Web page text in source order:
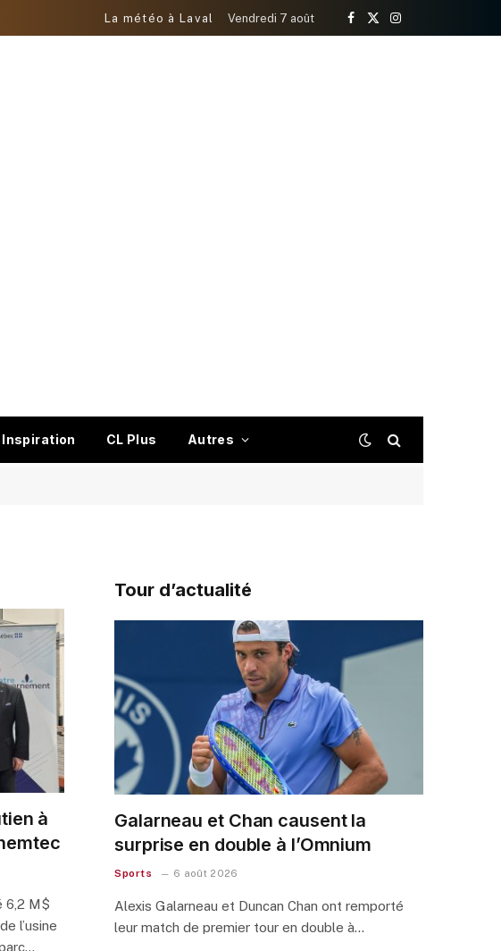
La météo à Laval Vendredi 7 août
Facebook
X
Instagram
Inspiration CL Plus Autres
à
6,2 M$
l’usine
Tour d’actualité
Galarneau et Chan causent la
surprise en double à l’Omnium
Sports 6 août 2026
Alexis Galarneau et Duncan Chan ont remporté
leur match de premier tour en double à…